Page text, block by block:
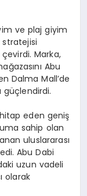
ve plaj giyim
stratejisi
çevirdi. Marka,
Abu
DalmaMall’de
güçlendirdi.
eden geniş
sahip olan
uluslararası
Abu Dabi
uzun vadeli
olarak